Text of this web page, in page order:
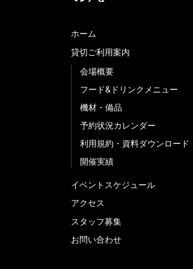
ホーム
貸切ご利用案内
会場概要
フード&ドリンクメニュー
機材・備品
予約状況カレンダー
利用規約・資料ダウンロード
開催実績
イベントスケジュール
アクセス
スタッフ募集
お問い合わせ